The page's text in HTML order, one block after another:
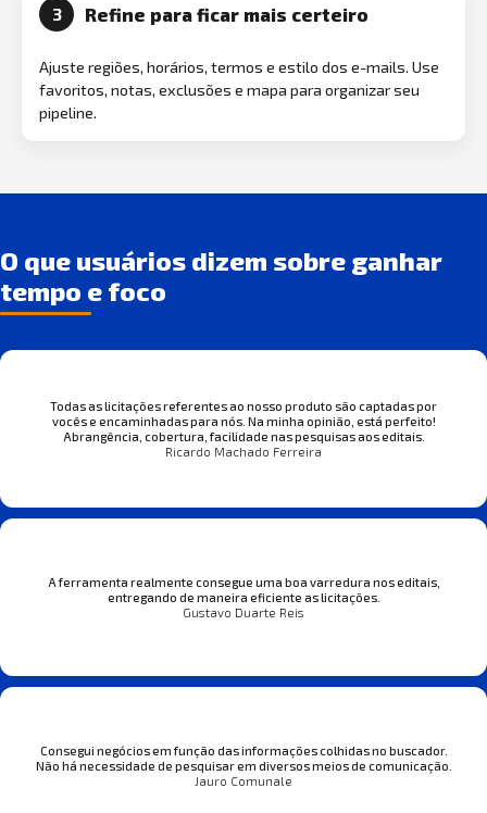
3 Refine para ficar mais certeiro
Ajuste regiões, horários, termos e estilo dos e-mails. Use
favoritos, notas, exclusões e mapa para organizar seu
pipeline.
O que usuários dizem sobre ganhar
tempo e foco
Todas as licitações referentes ao nosso produto são captadas por
vocês e encaminhadas para nós. Na minha opinião, está perfeito!
Abrangência, cobertura, facilidade nas pesquisas aos editais.
Ricardo Machado Ferreira
A ferramenta realmente consegue uma boa varredura nos editais,
entregando de maneira eficiente as licitações.
Gustavo Duarte Reis
Consegui negócios em função das informações colhidas no buscador.
Não há necessidade de pesquisar em diversos meios de comunicação.
Jauro Comunale